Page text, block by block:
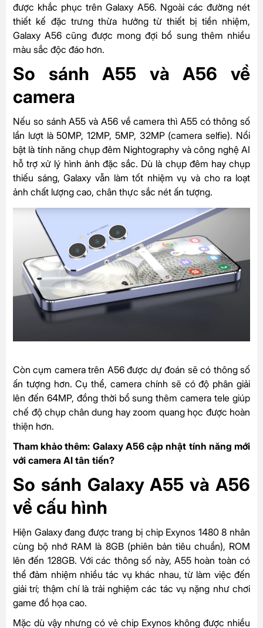
được khắc phục trên Galaxy A56. Ngoài các đường nét
thiết kế đặc trưng thừa hưởng từ thiết bị tiền nhiệm,
Galaxy A56 cũng được mong đợi bổ sung thêm nhiều
màu sắc độc đáo hơn.
So sánh A55 và A56 về
camera
Nếu so sánh A55 và A56 về camera thì A55 có thông số
lần lượt là 50MP, 12MP, 5MP, 32MP (camera selfie). Nổi
bật là tính năng chụp đêm Nightography và công nghệ AI
hỗ trợ xử lý hình ảnh đặc sắc. Dù là chụp đêm hay chụp
thiếu sáng, Galaxy vẫn làm tốt nhiệm vụ và cho ra loạt
ảnh chất lượng cao, chân thực sắc nét ấn tượng.
Còn cụm camera trên A56 được dự đoán sẽ có thông số
ấn tượng hơn. Cụ thể, camera chính sẽ có độ phân giải
lên đến 64MP, đồng thời bổ sung thêm camera tele giúp
chế độ chụp chân dung hay zoom quang học được hoàn
thiện hơn.
Tham khảo thêm: Galaxy A56 cập nhật tính năng mới
với camera AI tân tiến?
So sánh Galaxy A55 và A56
về cấu hình
Hiện Galaxy đang được trang bị chip Exynos 1480 8 nhân
cùng bộ nhớ RAM là 8GB (phiên bản tiêu chuẩn), ROM
lên đến 128GB. Với các thông số này, A55 hoàn toàn có
thể đảm nhiệm nhiều tác vụ khác nhau, từ làm việc đến
giải trí; thậm chí là trải nghiệm các tác vụ nặng như chơi
game đồ họa cao.
Mặc dù vậy nhưng có vẻ chip Exynos không được nhiều